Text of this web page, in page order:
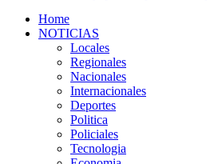
Home
NOTICIAS
Locales
Regionales
Nacionales
Internacionales
Deportes
Politica
Policiales
Tecnologia